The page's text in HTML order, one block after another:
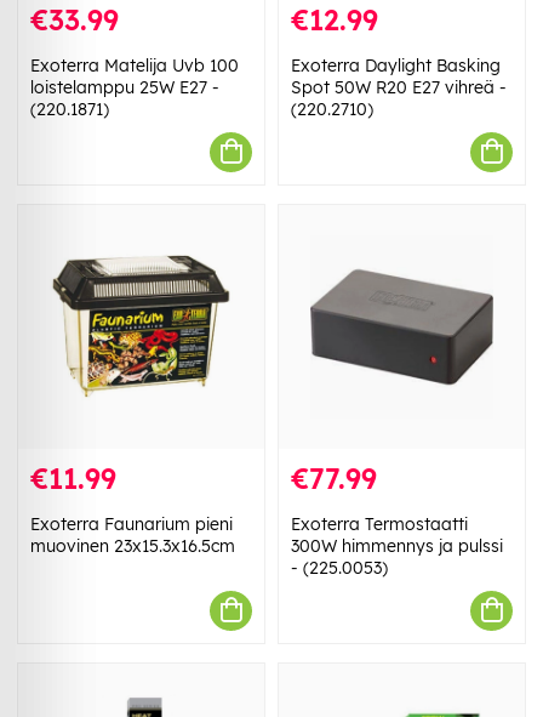
€33.99
Exoterra Matelija Uvb 100
loistelamppu 25W E27 -
(220.1871)
€12.99
Exoterra Daylight Basking
Spot 50W R20 E27 vihreä -
(220.2710)
€11.99
Exoterra Faunarium pieni
muovinen 23x15.3x16.5cm
€77.99
Exoterra Termostaatti
300W himmennys ja pulssi
- (225.0053)